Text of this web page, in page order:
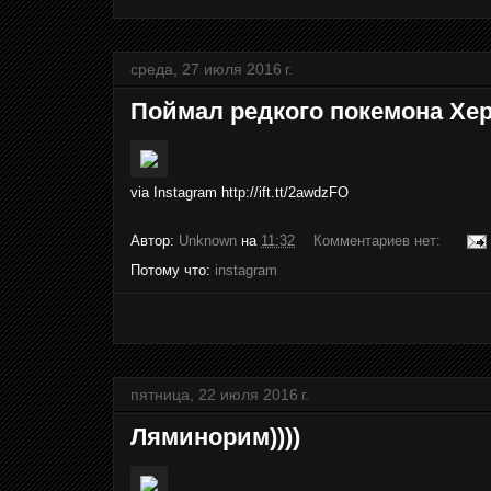
среда, 27 июля 2016 г.
Поймал редкого покемона
via Instagram http://ift.tt/2awdzFO
Автор: Unknown на 11:32
Комментариев нет:
Потому что: instagram
пятница, 22 июля 2016 г.
Ляминорим))))